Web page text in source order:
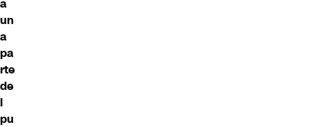
a
un
a
pa
rte
de
l
pu